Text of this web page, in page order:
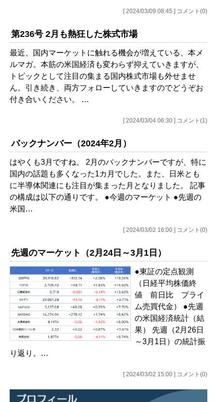
[ 2024/03/09 08:45 ] コメント(0)
第236号 2月も熱狂した株式市場
最近、国内マーケットに触れる機会が増えている、本メ
ルマガ。本筋の米国経済も変わらず抑えていきますが、
トピックとして注目の集まる国内株式市場も外せませ
ん。引き続き、両方フォローしていきますのでどうぞお
付き合いください。 …
[ 2024/03/04 06:30 ] コメント(1)
バックナンバー（2024年2月）
はやくも3月ですね。 2月のバックナンバーですが、特に
国内の話題も多くなった1カ月でした。また、日米とも
に半導体関連にも注目が集まった月となりました。 記事
の構成は以下の通りです。 ●今週のマーケット ●先週の
米国…
[ 2024/03/02 16:00 ] コメント(0)
先週のマーケット（2月24日～3月1日）
●東証の定点観測
（日経平均株価終
値 前日比 プライ
ム売買代金） ●先週
の米国経済統計（結
果） 先週（2月26日
～3月1日）の統計振
り返り。…
[ 2024/03/02 15:00 ] コメント(0)